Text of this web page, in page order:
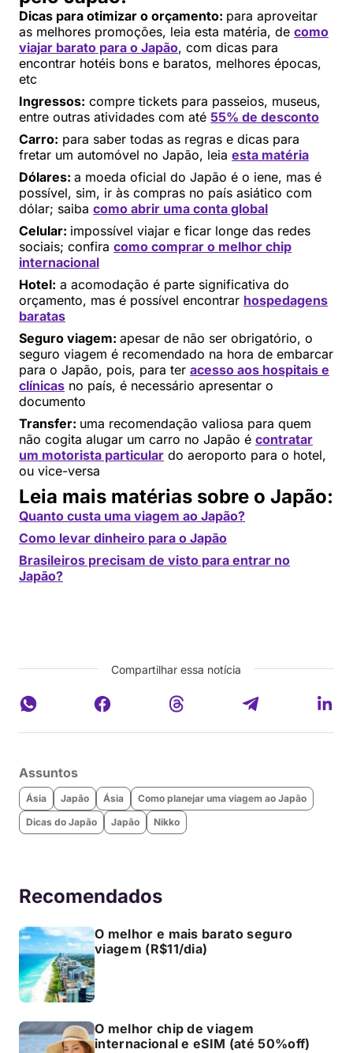
Dicas para otimizar o orçamento: para aproveitar
as melhores promoções, leia esta matéria, de como
viajar barato para o Japão, com dicas para
encontrar hotéis bons e baratos, melhores épocas,
etc
Ingressos: compre tickets para passeios, museus,
entre outras atividades com até 55% de desconto
Carro: para saber todas as regras e dicas para
fretar um automóvel no Japão, leia esta matéria
Dólares: a moeda oficial do Japão é o iene, mas é
possível, sim, ir às compras no país asiático com
dólar; saiba como abrir uma conta global
Celular: impossível viajar e ficar longe das redes
sociais; confira como comprar o melhor chip
internacional
Hotel: a acomodação é parte significativa do
orçamento, mas é possível encontrar hospedagens
baratas
Seguro viagem: apesar de não ser obrigatório, o
seguro viagem é recomendado na hora de embarcar
para o Japão, pois, para ter acesso aos hospitais e
clínicas no país, é necessário apresentar o
documento
Transfer: uma recomendação valiosa para quem
não cogita alugar um carro no Japão é contratar
um motorista particular do aeroporto para o hotel,
ou vice-versa
Leia mais matérias sobre o Japão:
Quanto custa uma viagem ao Japão?
Como levar dinheiro para o Japão
Brasileiros precisam de visto para entrar no
Japão?
Compartilhar essa notícia
Assuntos
Ásia Japão Ásia
Como planejar uma viagem ao Japão
Dicas do Japão
Japão Nikko
Recomendados
O melhor e mais barato seguro
viagem (R$11/dia)
O melhor chip de viagem
internacional e eSIM (até 50%off)